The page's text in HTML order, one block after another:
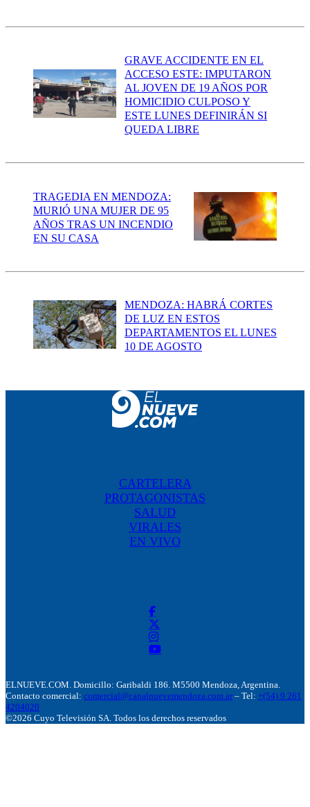
GRAVE ACCIDENTE EN EL
ACCESO ESTE: IMPUTARON
AL JOVEN DE 19 AÑOS POR
HOMICIDIO CULPOSO Y
ESTE LUNES DEFINIRÁN SI
QUEDA LIBRE
TRAGEDIA EN MENDOZA:
MURIÓ UNA MUJER DE 95
AÑOS TRAS UN INCENDIO
EN SU CASA
MENDOZA: HABRÁ CORTES
DE LUZ EN ESTOS
DEPARTAMENTOS EL LUNES
10 DE AGOSTO
CARTELERA
PROTAGONISTAS
SALUD
VIRALES
EN VIVO
ELNUEVE.COM. Domicillo: Garibaldi 186. M5500 Mendoza, Argentina.
Contacto comercial: comercial@canalnuevemendoza.com.ar – Tel: +(54) 9 261
4204020
©2026 Cuyo Televisión SA. Todos los derechos reservados